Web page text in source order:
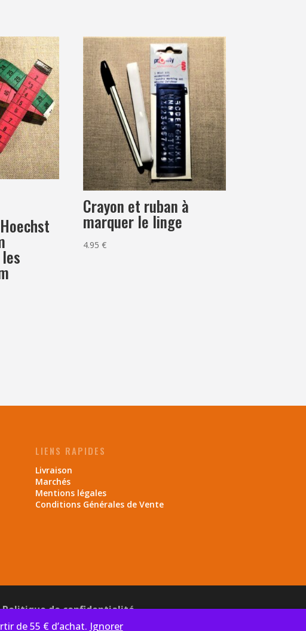
de 55 € d’achat. Ignorer
Crayon et ruban à
marquer le linge
4.95€
LIENS RAPIDES
Livraison
Marchés
Mentions légales
Conditions Générales de Vente
Politique de confidentialité